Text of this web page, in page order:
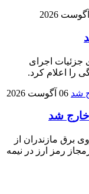
جزئیات اجرای
را اعلام کرد.
06 آگوست 2026
برق مازندران از
غیرمجاز رمز ارز در نیمه